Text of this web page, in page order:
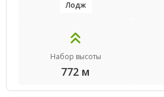
Лодж
Набор высоты
772 м